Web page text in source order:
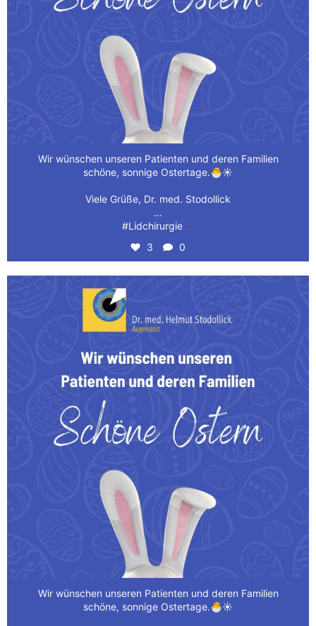
Wir wünschen unseren Patienten und deren Familien
schöne, sonnige Ostertage.🐣☀️
Viele Grüße, Dr. med. Stodollick
...
#Lidchirurgie ...
3 0
Wir wünschen unseren Patienten und deren Familien
Wir wünschen unseren Patienten und deren Familien
schöne, sonnige Ostertage.🐣☀️